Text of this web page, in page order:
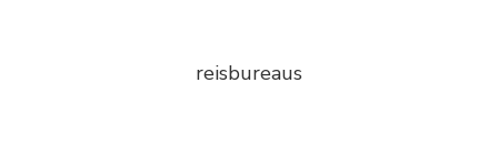
reisbureaus